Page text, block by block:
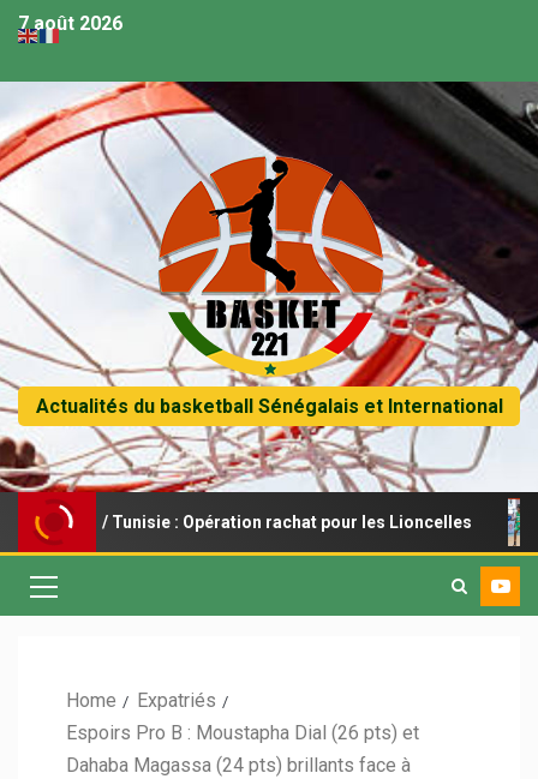
7 août 2026
Actualités du basketball Sénégalais et International
/ Tunisie : Opération rachat pour les Lioncelles Les
Home
Expatriés
Espoirs Pro B : Moustapha Dial (26 pts) et
Dahaba Magassa (24 pts) brillants face à